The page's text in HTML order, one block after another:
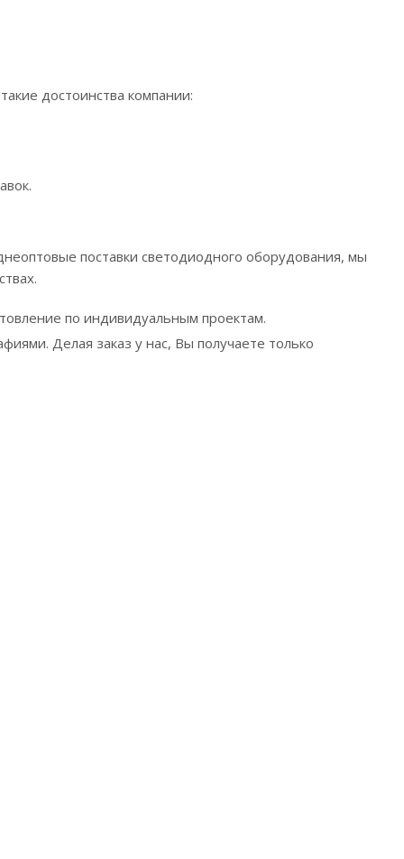
достоинства компании:
поставки светодиодного оборудования, мы
по индивидуальным проектам.
Делая заказ у нас, Вы получаете только